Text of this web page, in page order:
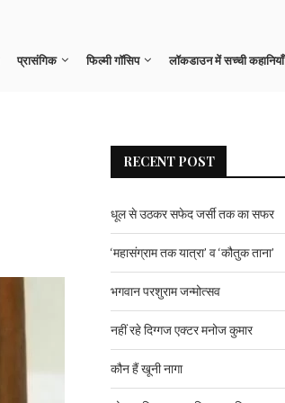
प्रासंगिक फिल्मी गॉसिप लॉकडाउन में सच्ची कहानियाँ
RECENT POST
धूल से उठकर सफेद जर्सी तक का सफर
‘महासंग्राम तक यात्रा’ व ‘कौतुक ताना’
भगवान परशुराम जन्मोत्सव
नहीं रहे दिग्गज एक्टर मनोज कुमार
कौन हैं खूनी नागा